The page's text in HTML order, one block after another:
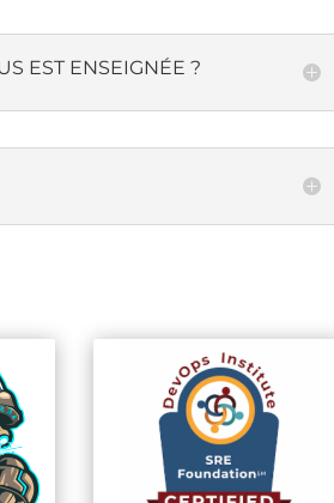
EST ENSEIGNÉE ?